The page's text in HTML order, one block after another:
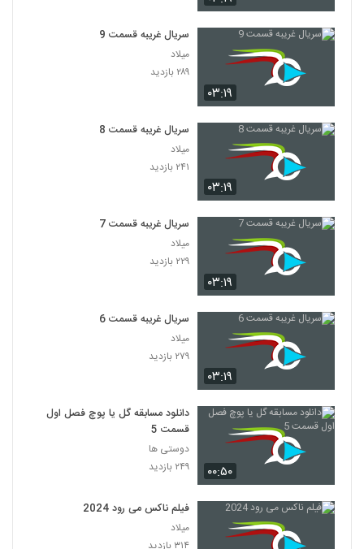
۰۳:۱۹
سریال غریبه قسمت 9
میلاد
۲۸۹ بازدید
۰۳:۱۹
سریال غریبه قسمت 8
میلاد
۲۴۱ بازدید
۰۳:۱۹
سریال غریبه قسمت 7
میلاد
۲۲۹ بازدید
۰۳:۱۹
سریال غریبه قسمت 6
میلاد
۲۷۹ بازدید
۰۰:۵۰
دانلود مسابقه گل یا پوچ فصل اول
قسمت 5
دوستی ها
۲۴۹ بازدید
فیلم ناکس می رود 2024
میلاد
۳۱۴ بازدید